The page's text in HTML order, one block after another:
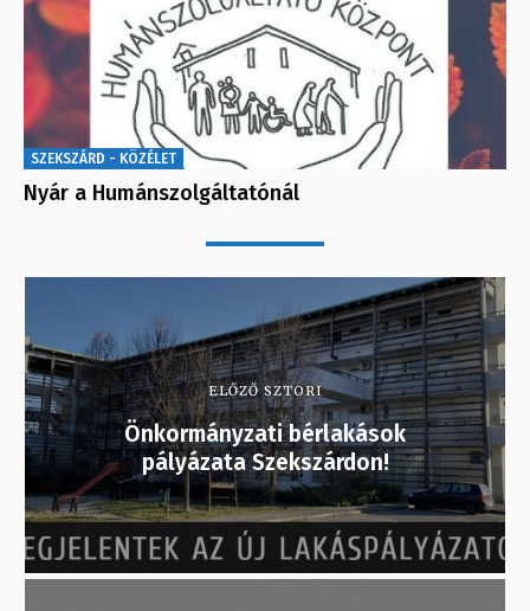
SZEKSZÁRD - KÖZÉLET
Nyár a Humánszolgáltatónál
ELŐZŐ SZTORI
Önkormányzati bérlakások
pályázata Szekszárdon!